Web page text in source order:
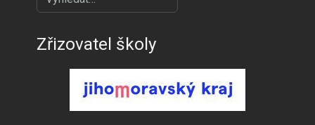
Zřizovatel školy